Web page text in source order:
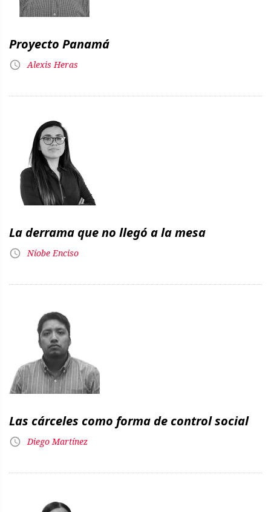
Proyecto Panamá
Alexis Heras
La derrama que no llegó a la mesa
Níobe Enciso
Las cárceles como forma de control social
Diego Martínez